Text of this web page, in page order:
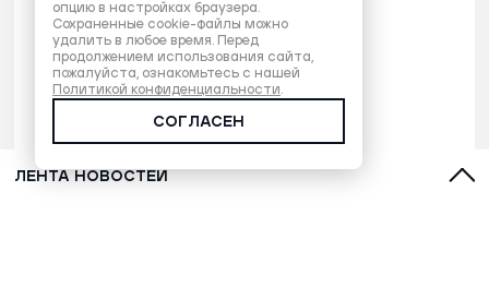
ЛЕНТА НОВОСТЕЙ
опцию в настройках браузера.
Сохраненные cookie-файлы можно
удалить в любое время. Перед
продолжением использования сайта,
пожалуйста, ознакомьтесь с нашей
Политикой конфиденциальности.
СОГЛАСЕН